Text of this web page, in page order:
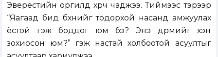
Эверестийн оргилд хүрч чаджээ. Тиймээс тэрээр
“Яагаад бид бүхнийг тодорхой насанд амжуулах
ёстой гэж боддог юм бэ? Энэ дүрмийг хэн
зохиосон юм?” гэж настай холбоотой асуултыг